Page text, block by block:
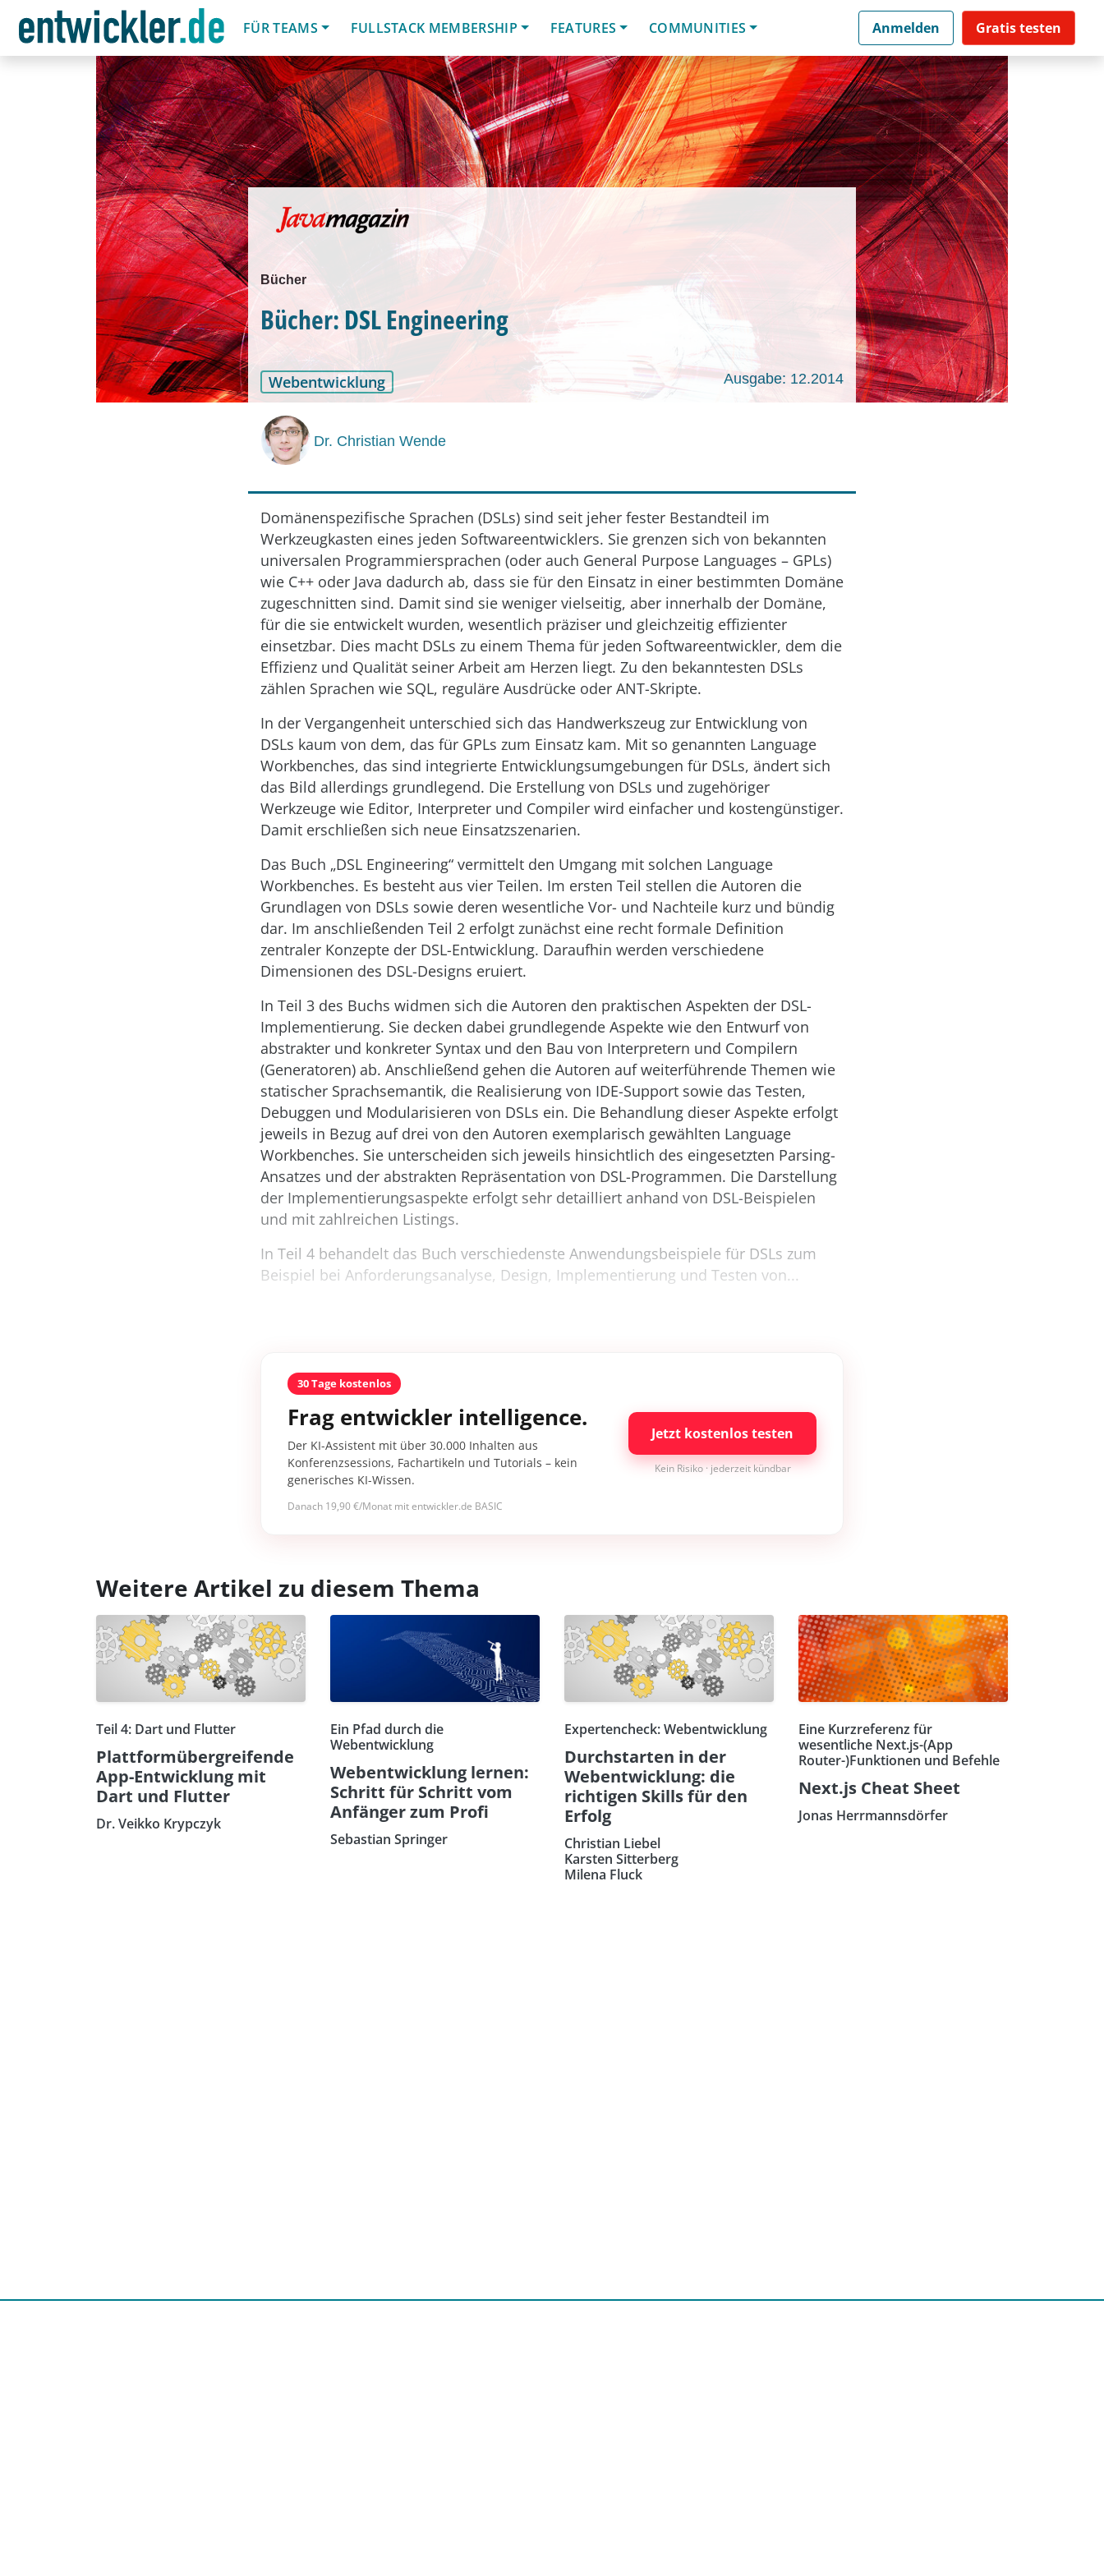
FÜR TEAMS
FULLSTACK MEMBERSHIP FEATURES COMMUNITIES Anmelden Gratis testen
Bücher
Bücher: DSL Engineering
Webentwicklung Ausgabe: 12.2014
Dr. Christian Wende
Domänenspezifische Sprachen (DSLs) sind seit jeher fester Bestandteil im
Werkzeugkasten eines jeden Softwareentwicklers. Sie grenzen sich von bekannten
universalen Programmiersprachen (oder auch Gen­er­al Purpose Languages – GPLs)
wie C++ oder Java dadurch ab, dass sie für den Einsatz in einer bestimmten Domäne
zugeschnitten sind. Damit sind sie weniger vielseitig, aber innerhalb der Domäne,
für die sie entwickelt wurden, wesentlich präziser und gleichzeitig effizienter
einsetzbar. Dies macht DSLs zu einem Thema für jeden Softwareentwickler, dem die
Effizienz und Qualität seiner Arbeit am Herzen liegt. Zu den bekanntesten DSLs
zählen Sprachen wie SQL, reguläre Ausdrücke oder ANT-Skripte.
In der Vergangenheit unterschied sich das Handwerkszeug zur Entwicklung von
DSLs kaum von dem, das für GPLs zum Einsatz kam. Mit so genannten Language
Workbench­es, das sind integrierte Entwicklungsumgebungen für DSLs, ändert sich
das Bild allerdings grundlegend. Die Erstellung von DSLs und zugehöriger
Werkzeuge wie Editor, Interpreter und Compiler wird einfacher und kostengünstiger.
Damit erschließen sich neue Einsatzszenarien.
Das Buch „DSL Engineering“ vermittelt den Umgang mit solchen Language
Workbenches. Es besteht aus vier Teilen. Im ersten Teil stellen die Autoren die
Grundlagen von DSLs sowie deren wesentliche Vor- und Nachteile kurz und bündig
dar. Im anschließenden Teil 2 erfolgt zunächst eine recht formale Definition
zentraler Konzepte der DSL-Entwicklung. Daraufhin werden verschiedene
Dimensionen des DSL-Designs eruiert.
In Teil 3 des Buchs widmen sich die Autoren den praktischen Aspekten der DSL-
Implementierung. Sie decken dabei grundlegende Aspekte wie den Entwurf von
abstrakter und konkreter Syntax und den Bau von Interpretern und Compilern
(Generatoren) ab. Anschließend gehen die Autoren auf weiterführende Themen wie
statischer Sprachsemantik, die Realisierung von IDE-Support sowie das Testen,
Debuggen und Modularisieren von DSLs ein. Die Behandlung dieser Aspekte erfolgt
jeweils in Bezug auf drei von den Autoren exemplarisch gewählten Language
Workbenches. Sie unterscheiden sich jeweils hinsichtlich des eingesetzten Parsing-
Ansatzes und der abstrakten Repräsentation von DSL-Programmen. Die Darstellung
der Implementierungsaspekte erfolgt sehr detailliert anhand von DSL-Beispielen
und mit zahlreichen Listings.
In Teil 4 behandelt das Buch verschiedenste Anwendungsbeispiele für DSLs zum
Beispiel bei Anforderungsanalyse, Design, Implementierung und Testen von...
30 Tage kostenlos
Frag entwickler intelligence.
Der KI-Assistent mit über 30.000 Inhalten aus
Konferenzsessions, Fachartikeln und Tutorials – kein
generisches KI-Wissen.
Danach 19,90 €/Monat mit entwickler.de BASIC
Jetzt kostenlos testen
Kein Risiko · jederzeit kündbar
Weitere Artikel zu diesem Thema
Teil 4: Dart und Flutter
Plattformübergreifende
App-Entwicklung mit
Dart und Flutter
Dr. Veikko Krypczyk
Ein Pfad durch die
Webentwicklung
Webentwicklung lernen:
Schritt für Schritt vom
Anfänger zum Profi
Sebastian Springer
Expertencheck: Webentwicklung
Durchstarten in der
Webentwicklung: die
richtigen Skills für den
Erfolg
Christian Liebel
Karsten Sitterberg
Milena Fluck
Eine Kurzreferenz für
wesentliche Next.js-(App
Router-)Funktionen und Befehle
Next.js Cheat Sheet
Jonas Herrmannsdörfer